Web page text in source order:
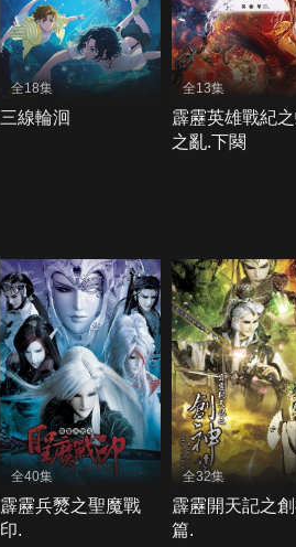
全18集
三線輪洄
全13集
霹靂英雄戰紀
之亂.下闋
全40集
霹靂兵燹之聖魔戰
印.
全32集
霹靂開天記之
篇.